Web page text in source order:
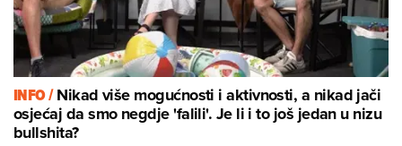
INFO /Nikad više mogućnosti i aktivnosti, a nikad jači
osjećaj da smo negdje 'falili'. Je li i to još jedan u nizu
bullshita?